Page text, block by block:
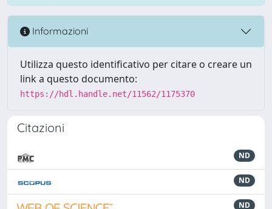
Informazioni
Utilizza questo identificativo per citare o creare un
link a questo documento:
https://hdl.handle.net/11562/1175370
Citazioni
ND
ND
ND